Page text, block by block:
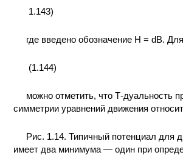
1.143)
где введено обозначение H = dB.
(1.144)
можно отметить, что Т-дуальность
симметрии уравнений движения
Рис. 1.14. Типичный потенциал для
имеет два минимума — один при